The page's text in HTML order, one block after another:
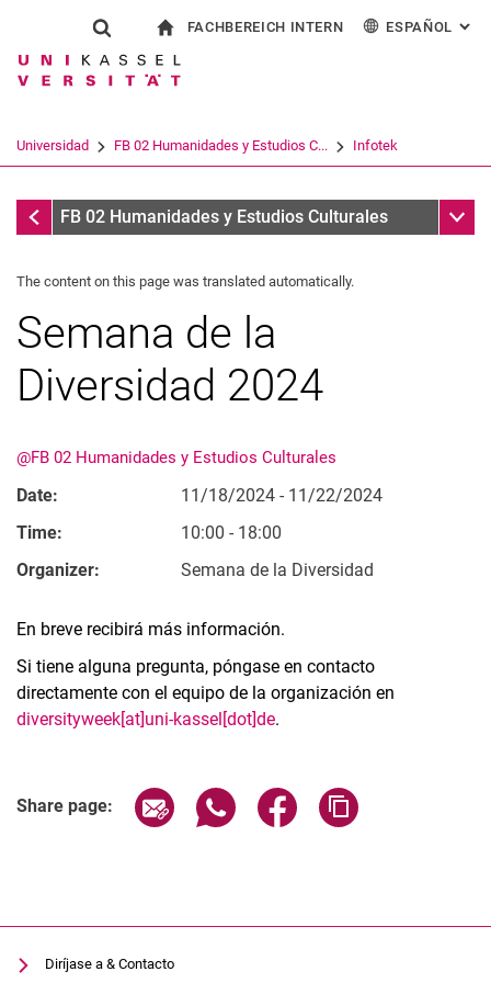
Jump directly to: content
Jump directly to: search
Jump directly to: main
Show search form
Search term
Search (opens an external link in a
FACHBEREICH INTERN ESPAÑOL :
Universidad FB 02 Humanidades y Estudios C... Infotek
InfotekFB 02 Humanidades y Estudios Culturales Sub
The content on this page was translated automatically.
Semana de la
Diversidad 2024
@FB 02 Humanidades y Estudios Culturales
Date:
11/18/2024 - 11/22/2024
Time:
10:00 - 18:00
Organizer:
Semana de la Diversidad
En breve recibirá más información.
Si tiene alguna pregunta, póngase en contacto
directamente con el equipo de la organización en
diversityweek[at]uni-kassel[dot]de.
Share page: Share page via email
Share page via WhatsApp
Share page via
Diríjase a & Contacto